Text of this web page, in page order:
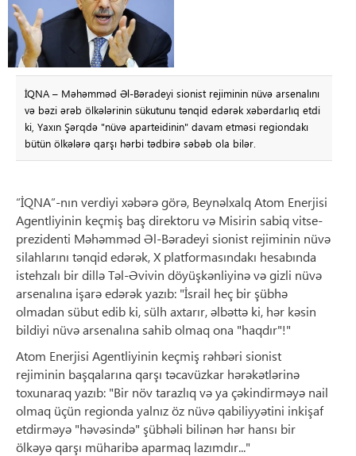
İQNA – Məhəmməd Əl-Bəradeyi sionist rejiminin nüvə arsenalını
və bəzi ərəb ölkələrinin sükutunu tənqid edərək xəbərdarlıq etdi
ki, Yaxın Şərqdə "nüvə aparteidinin" davam etməsi regiondakı
bütün ölkələrə qarşı hərbi tədbirə səbəb ola bilər.
“İQNA”-nın verdiyi xəbərə görə, Beynəlxalq Atom Enerjisi
Agentliyinin keçmiş baş direktoru və Misirin sabiq vitse-
prezidenti Məhəmməd Əl-Bəradeyi sionist rejiminin nüvə
silahlarını tənqid edərək, X platformasındakı hesabında
istehzalı bir dillə Təl-Əvivin döyüşkənliyinə və gizli nüvə
arsenalına işarə edərək yazıb: "İsrail heç bir şübhə
olmadan sübut edib ki, sülh axtarır, əlbəttə ki, hər kəsin
bildiyi nüvə arsenalına sahib olmaq ona "haqdır"!"
Atom Enerjisi Agentliyinin keçmiş rəhbəri sionist
rejiminin başqalarına qarşı təcavüzkar hərəkətlərinə
toxunaraq yazıb: "Bir növ tarazlıq və ya çəkindirməyə nail
olmaq üçün regionda yalnız öz nüvə qabiliyyətini inkişaf
etdirməyə "həvəsində" şübhəli bilinən hər hansı bir
ölkəyə qarşı müharibə aparmaq lazımdır..."